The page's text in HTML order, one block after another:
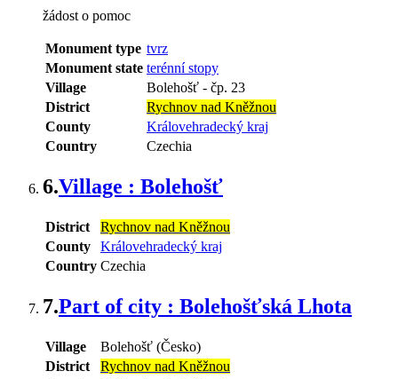
žádost o pomoc
Monument type tvrz
Monument state terénní stopy
Village
Bolehošť - čp. 23
District
Rychnov nad Kněžnou
County
Královehradecký kraj
Country
Czechia
6.Village : Bolehošť
District
Rychnov nad Kněžnou
County
Královehradecký kraj
Country Czechia
7.Part of city : Bolehošťská Lhota
Village
Bolehošť (Česko)
District
Rychnov nad Kněžnou